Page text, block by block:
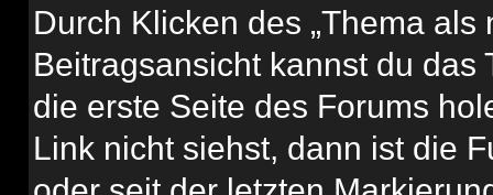
Durch Klicken des „Thema
Beitragsansicht kannst du
die erste Seite des Forums
Link nicht siehst, dann ist die